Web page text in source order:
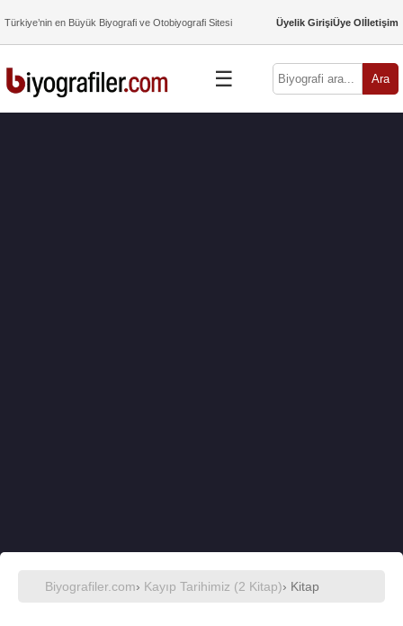
Türkiye’nin en Büyük Biyografi ve Otobiyografi Sitesi Üyelik GirişiÜye Olİletişim
☰ Ara
Biyografiler.com› Kayıp Tarihimiz (2 Kitap)› Kitap